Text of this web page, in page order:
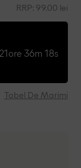
RRP: 99.00 lei
36m 18s
Tabel De Marimi